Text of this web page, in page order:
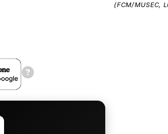
(FCM/MUSEC,